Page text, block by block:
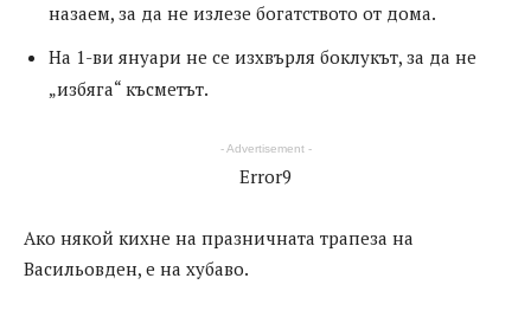
назаем, за да не излезе богатството от дома.
На 1-ви януари не се изхвърля боклукът, за да не
„избяга“ късметът.
- Advertisement -
Error9
Ако някой кихне на празничната трапеза на
Васильовден, е на хубаво.